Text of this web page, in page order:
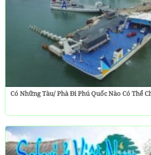
Có Những Tàu/ Phà Đi Phú Quốc Nào Có Thể